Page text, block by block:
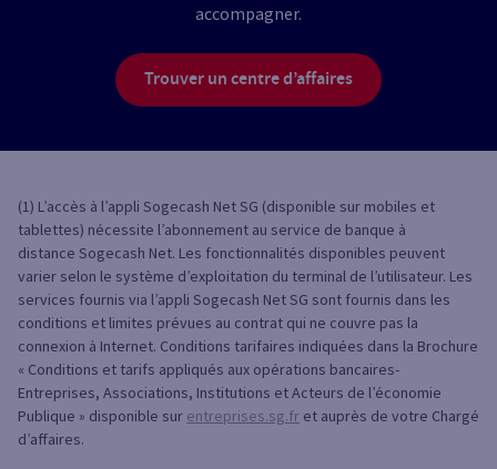
accompagner.
Trouver un centre d’affaires
(1) L’accès à l’appli Sogecash Net SG (disponible sur mobiles et
tablettes) nécessite l’abonnement au service de banque à
distance Sogecash Net. Les fonctionnalités disponibles peuvent
varier selon le système d’exploitation du terminal de l’utilisateur. Les
services fournis via l’appli Sogecash Net SG sont fournis dans les
conditions et limites prévues au contrat qui ne couvre pas la
connexion à Internet. Conditions tarifaires indiquées dans la Brochure
« Conditions et tarifs appliqués aux opérations bancaires-
Entreprises, Associations, Institutions et Acteurs de l’économie
Publique » disponible sur entreprises.sg.fr et auprès de votre Chargé
d’affaires.